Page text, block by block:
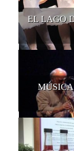
EL LAGO